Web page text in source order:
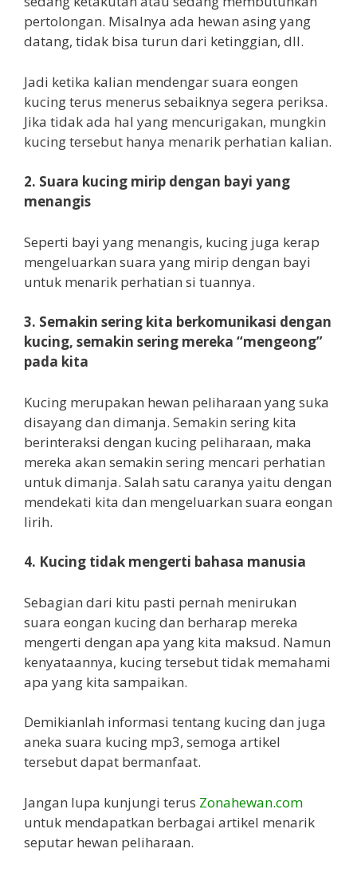
pertolongan. Misalnya ada hewan asing yang
datang, tidak bisa turun dari ketinggian, dll.
Jadi ketika kalian mendengar suara eongen
kucing terus menerus sebaiknya segera periksa.
Jika tidak ada hal yang mencurigakan, mungkin
kucing tersebut hanya menarik perhatian kalian.
2. Suara kucing mirip dengan bayi yang
menangis
Seperti bayi yang menangis, kucing juga kerap
mengeluarkan suara yang mirip dengan bayi
untuk menarik perhatian si tuannya.
3. Semakin sering kita berkomunikasi dengan
kucing, semakin sering mereka “mengeong”
pada kita
Kucing merupakan hewan peliharaan yang suka
disayang dan dimanja. Semakin sering kita
berinteraksi dengan kucing peliharaan, maka
mereka akan semakin sering mencari perhatian
untuk dimanja. Salah satu caranya yaitu dengan
mendekati kita dan mengeluarkan suara eongan
lirih.
4. Kucing tidak mengerti bahasa manusia
Sebagian dari kitu pasti pernah menirukan
suara eongan kucing dan berharap mereka
mengerti dengan apa yang kita maksud. Namun
kenyataannya, kucing tersebut tidak memahami
apa yang kita sampaikan.
Demikianlah informasi tentang kucing dan juga
aneka suara kucing mp3, semoga artikel
tersebut dapat bermanfaat.
Jangan lupa kunjungi terus Zonahewan.com
untuk mendapatkan berbagai artikel menarik
seputar hewan peliharaan.